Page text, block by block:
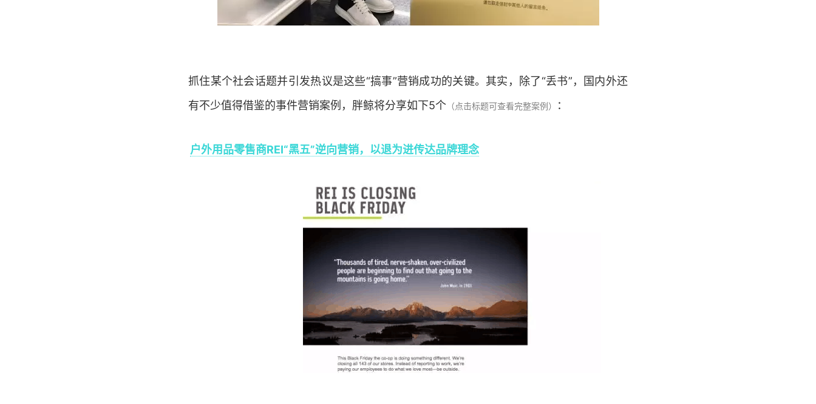
抓住某个社会话题并引发热议是这些“搞事”营销成功的关键。其实，除了“丢书”，国内外还
有不少值得借鉴的事件营销案例，胖鲸将分享如下5个 （点击标题可查看完整案例） ：
户外用品零售商REI“黑五”逆向营销，以退为进传达品牌理念